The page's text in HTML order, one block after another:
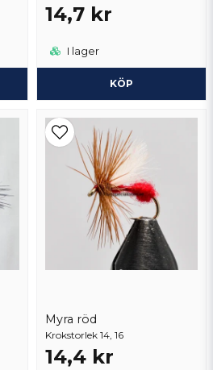
14,7 kr
I lager
KÖP
Myra röd
Krokstorlek 14, 16
14,4 kr
Skicka fråga